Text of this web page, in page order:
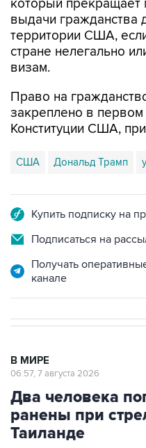
территории США,
стране нелегально
визам.
Право на
Конституции США,
США Дональд Трамп
Подписаться на
Получать
Два человека
ранены при
Таиланде